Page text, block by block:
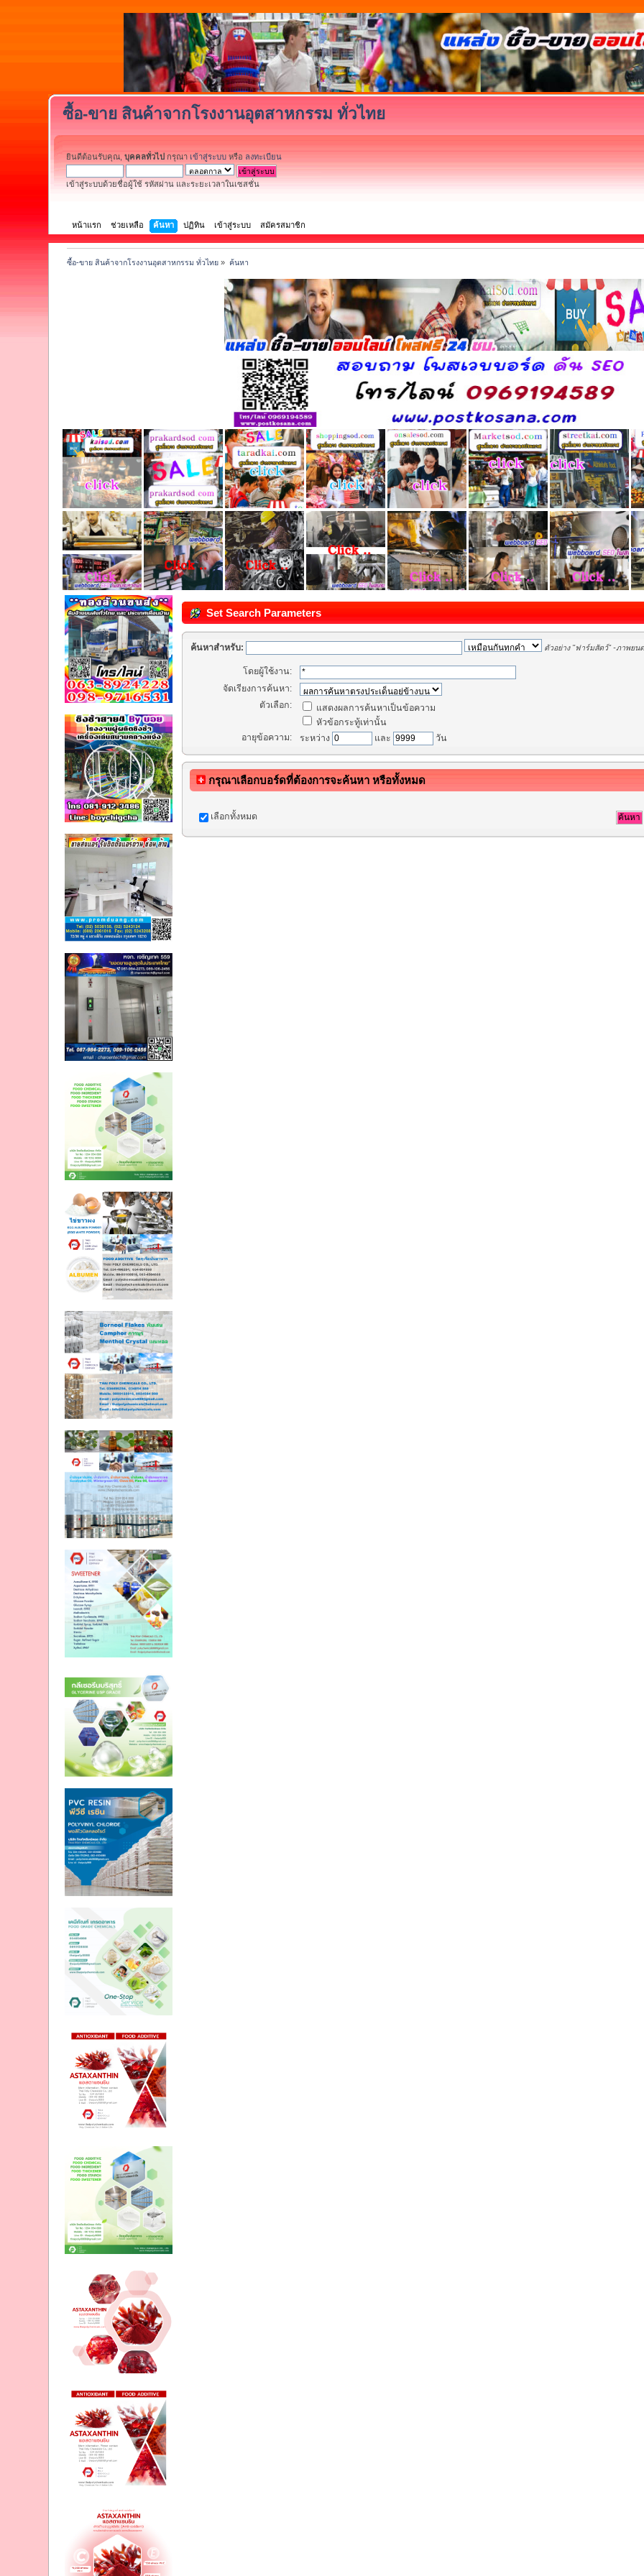
ซื้อ-ขาย สินค้าจากโรงงานอุตสาหกรรม ทั่วไทย
ยินดีต้อนรับคุณ,บุคคลทั่วไป กรุณา เข้าสู่ระบบ หรือ ลงทะเบียน
เข้าสู่ระบบด้วยชื่อผู้ใช้ รหัสผ่าน และระยะเวลาในเซสชั่น
หน้าแรก ช่วยเหลือ ค้นหา ปฏิทิน เข้าสู่ระบบ สมัครสมาชิก
ซื้อ-ขาย สินค้าจากโรงงานอุตสาหกรรม ทั่วไทย » ค้นหา
Set Search Parameters
ค้นหาสำหรับ: ตัวอย่าง"ฟาร์มสัตว์" -ภาพยน
โดยผู้ใช้งาน:
จัดเรียงการค้นหา:
ตัวเลือก:
แสดงผลการค้นหาเป็นข้อความ
หัวข้อกระทู้เท่านั้น
อายุข้อความ:
ระหว่าง และ วัน
กรุณาเลือกบอร์ดที่ต้องการจะค้นหา หรือทั้งหมด
เลือกทั้งหมด